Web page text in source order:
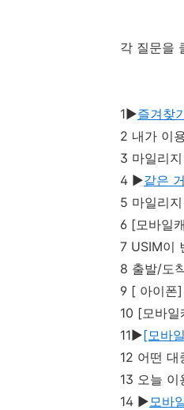
각 질문을
1▶즐겨찾
2 내가 이
3 마일리
4 ▶같은
5 마일리
6 [모바일
7 USIM이
8 출발/도
9 [ 아이폰
10 [모바
11▶[모바
12 어떤 대
13 오늘 이
14 ▶모바